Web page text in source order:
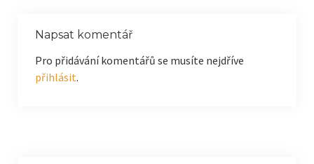
Napsat komentář
Pro přidávání komentářů se musíte nejdříve
přihlásit.